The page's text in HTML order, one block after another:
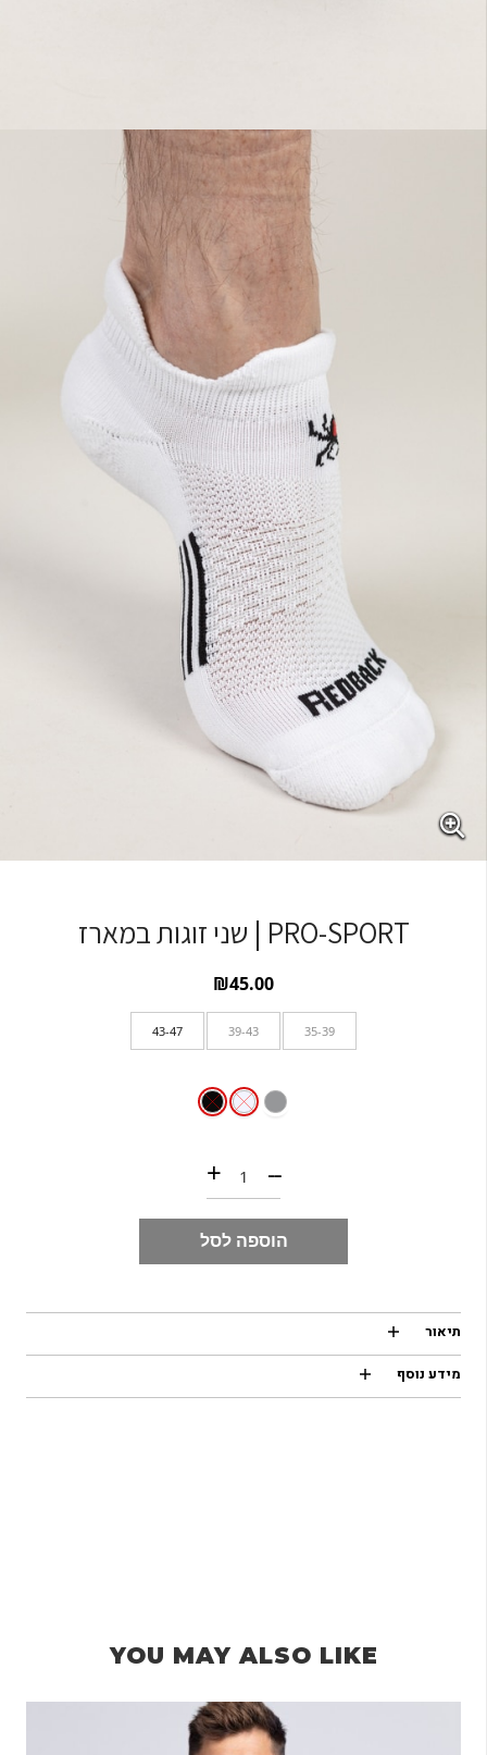
PRO-SPORT | שני זוגות במארז
₪45.00
35-39
39-43
43-47
כמות של PRO-SPORT | שני זוגות במארז --
+
הוספה לסל
תיאור
מידע נוסף
YOU MAY ALSO LIKE